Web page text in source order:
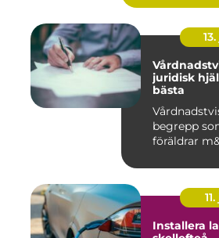
juridisk
bästa
begrepp
föräldrar
Installera